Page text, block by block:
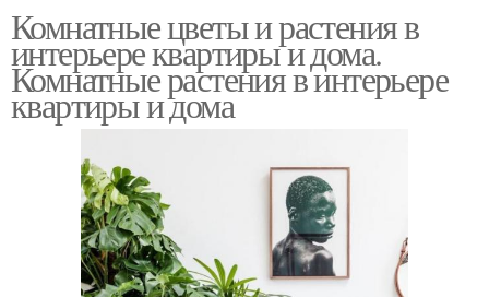
Комнатные цветы и растения в
интерьере квартиры и дома.
Комнатные растения в интерьере
квартиры и дома